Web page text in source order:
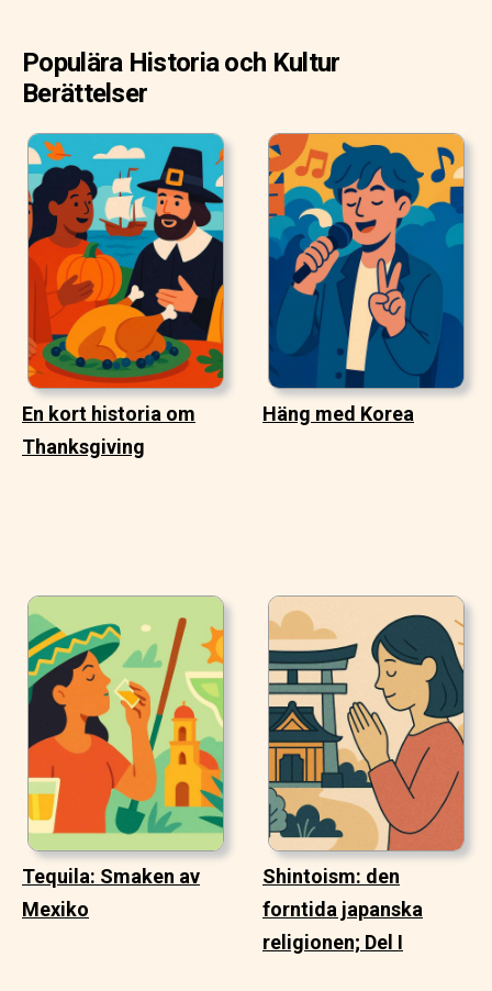
Populära Historia och Kultur
Berättelser
En kort historia om
Thanksgiving
Häng med Korea
Tequila: Smaken av
Mexiko
Shintoism: den
forntida japanska
religionen; Del I